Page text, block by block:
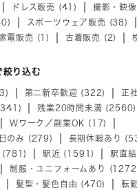
ドレス販売 (41)
撮影・映
スポーツウェア販売 (38)
電販売 (1)
古着販売 (2)
絞り込む
第二新卒歓迎 (322)
正
残業20時間未満 (2560)
Wワーク／副業OK (17)
のみ (279)
長期休暇あり
(781)
駅近 (1591)
駅直
制服・ユニフォームあり
髪型・髪色自由 (470)
転